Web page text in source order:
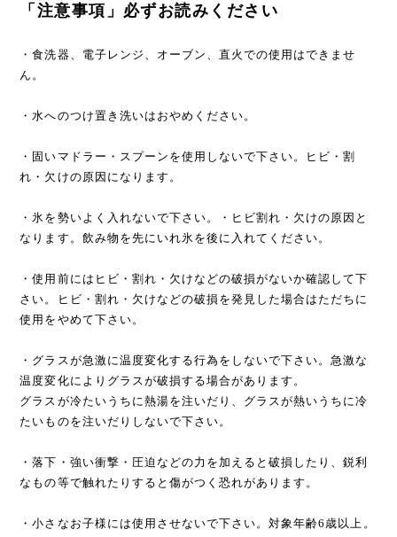
「注意事項」必ずお読みください
・食洗器、電子レンジ、オーブン、直火での使用はできませ
ん。
・水へのつけ置き洗いはおやめください。
・固いマドラー・スプーンを使用しないで下さい。ヒビ・割
れ・欠けの原因になります。
・氷を勢いよく入れないで下さい。・ヒビ割れ・欠けの原因と
なります。飲み物を先にいれ氷を後に入れてください。
・使用前にはヒビ・割れ・欠けなどの破損がないか確認して下
さい。ヒビ・割れ・欠けなどの破損を発見した場合はただちに
使用をやめて下さい。
・グラスが急激に温度変化する行為をしないで下さい。急激な
温度変化によりグラスが破損する場合があります。
グラスが冷たいうちに熱湯を注いだり、グラスが熱いうちに冷
たいものを注いだりしないで下さい。
・落下・強い衝撃・圧迫などの力を加えると破損したり、鋭利
なもの等で触れたりすると傷がつく恐れがあります。
・小さなお子様には使用させないで下さい。対象年齢6歳以上。